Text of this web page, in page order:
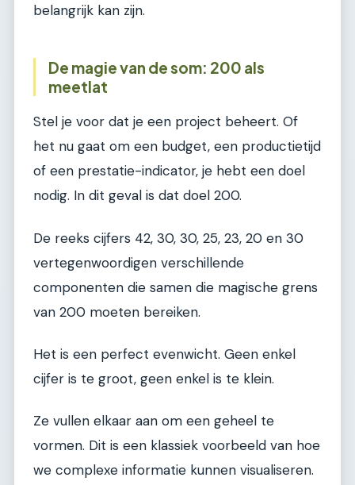
belangrijk kan zijn.
De magie van de som: 200 als
meetlat
Stel je voor dat je een project beheert. Of
het nu gaat om een budget, een productietijd
of een prestatie-indicator, je hebt een doel
nodig. In dit geval is dat doel 200.
De reeks cijfers 42, 30, 30, 25, 23, 20 en 30
vertegenwoordigen verschillende
componenten die samen die magische grens
van 200 moeten bereiken.
Het is een perfect evenwicht. Geen enkel
cijfer is te groot, geen enkel is te klein.
Ze vullen elkaar aan om een geheel te
vormen. Dit is een klassiek voorbeeld van hoe
we complexe informatie kunnen visualiseren.